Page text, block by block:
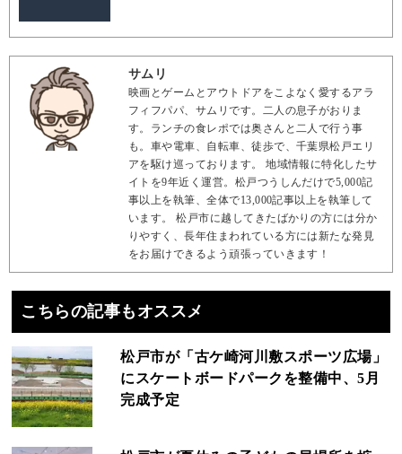
サムリ
映画とゲームとアウトドアをこよなく愛するアラ
フィフパパ、サムリです。二人の息子がおりま
す。ランチの食レポでは奥さんと二人で行う事
も。車や電車、自転車、徒歩で、千葉県松戸エリ
アを駆け巡っております。 地域情報に特化したサ
イトを9年近く運営。松戸つうしんだけで5,000記
事以上を執筆、全体で13,000記事以上を執筆して
います。 松戸市に越してきたばかりの方には分か
りやすく、長年住まわれている方には新たな発見
をお届けできるよう頑張っていきます！
こちらの記事もオススメ
松戸市が「古ケ崎河川敷スポーツ広場」
にスケートボードパークを整備中、5月
完成予定